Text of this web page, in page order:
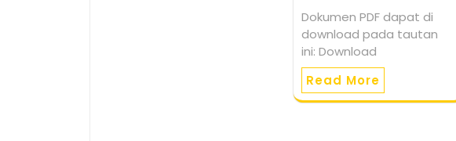
Dokumen PDF dapat di
download pada tautan
ini: Download
Read More